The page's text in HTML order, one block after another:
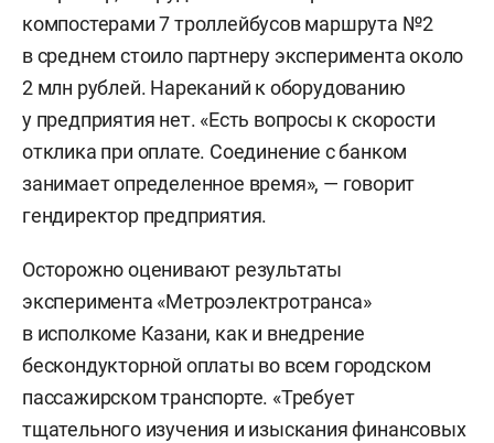
компостерами 7 троллейбусов маршрута №2
в среднем стоило партнеру эксперимента около
2 млн рублей. Нареканий к оборудованию
у предприятия нет. «Есть вопросы к скорости
отклика при оплате. Соединение с банком
занимает определенное время», — говорит
гендиректор предприятия.
Осторожно оценивают результаты
эксперимента «Метроэлектротранса»
в исполкоме Казани, как и внедрение
бескондукторной оплаты во всем городском
пассажирском транспорте. «Требует
тщательного изучения и изыскания финансовых